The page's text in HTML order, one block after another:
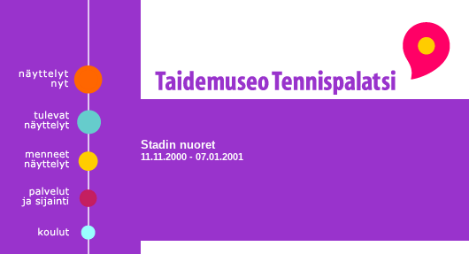
Stadin nuoret
11.11.2000 - 07.01.2001